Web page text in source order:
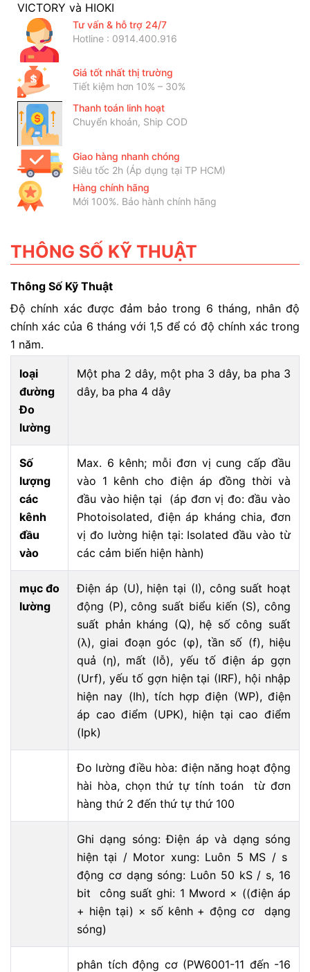
VICTORY và HIOKI
Tư vấn & hỗ trợ 24/7
Hotline : 0914.400.916
Giá tốt nhất thị trường
Tiết kiệm hơn 10% – 30%
Thanh toán linh hoạt
Chuyển khoản, Ship COD
Giao hàng nhanh chóng
Siêu tốc 2h (Áp dụng tại TP HCM)
Hàng chính hãng
Mới 100%. Bảo hành chính hãng
THÔNG SỐ KỸ THUẬT
Thông Số Kỹ Thuật
Độ chính xác được đảm bảo trong 6 tháng, nhân độ
chính xác của 6 tháng với 1,5 để có độ chính xác trong
1 năm.
loại
đường
Đo
lường
Một pha 2 dây, một pha 3 dây, ba pha 3
dây, ba pha 4 dây
Số
lượng
các
kênh
đầu
vào
Max. 6 kênh; mỗi đơn vị cung cấp đầu
vào 1 kênh cho điện áp đồng thời và
đầu vào hiện tại (áp đơn vị đo: đầu vào
Photoisolated, điện áp kháng chia, đơn
vị đo lường hiện tại: Isolated đầu vào từ
các cảm biến hiện hành)
mục đo
lường
Điện áp (U), hiện tại (I), công suất hoạt
động (P), công suất biểu kiến ​​(S), công
suất phản kháng (Q), hệ số công suất
(λ), giai đoạn góc (φ), tần số (f), hiệu
quả (η), mất (lỗ), yếu tố điện áp gợn
(Urf), yếu tố gợn hiện tại (IRF), hội nhập
hiện nay (Ih), tích hợp điện (WP), điện
áp cao điểm (UPK), hiện tại cao điểm
(Ipk)
Đo lường điều hòa: điện năng hoạt động
hài hòa, chọn thứ tự tính toán từ đơn
hàng thứ 2 đến thứ tự thứ 100
Ghi dạng sóng: Điện áp và dạng sóng
hiện tại / Motor xung: Luôn 5 MS / s
động cơ dạng sóng: Luôn 50 kS / s, 16
bit công suất ghi: 1 Mword × ((điện áp
+ hiện tại) × số kênh + động cơ dạng
sóng)
phân tích động cơ (PW6001-11 đến -16